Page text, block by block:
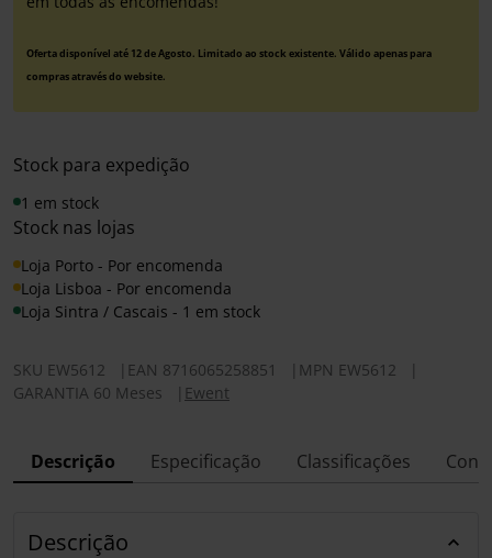
Oferta disponível até 12 de Agosto. Limitado ao stock existente. Válido apenas para
compras através do website.
Stock para expedição
1 em stock
Stock nas lojas
Loja Porto - Por encomenda
Loja Lisboa - Por encomenda
Loja Sintra / Cascais - 1 em stock
SKU EW5612 EAN 8716065258851 MPN EW5612
GARANTIA 60 Meses
Ewent
Descrição Especificação Classificações
Descrição